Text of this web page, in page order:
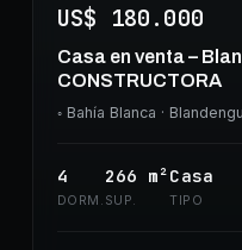
US$ 180.000
Casa en venta –
CONSTRUCTORA
◦ Bahía Blanca ·
4
DORM.
266 m²
SUP.
Casa
TIPO